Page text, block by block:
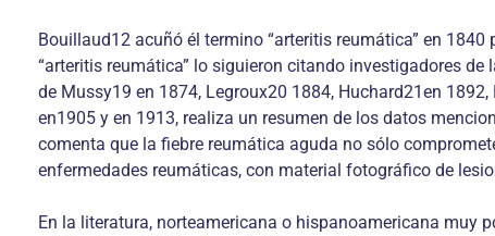
Bouillaud12 acuñó él termino “arteritis reumática” en
“arteritis reumática” lo siguieron citando investigadores de
de Mussy19 en 1874, Legroux20 1884, Huchard21en
en1905 y en 1913, realiza un resumen de los datos
comenta que la fiebre reumática aguda no sólo
enfermedades reumáticas, con material fotográfico de
En la literatura, norteamericana o hispanoamericana muy